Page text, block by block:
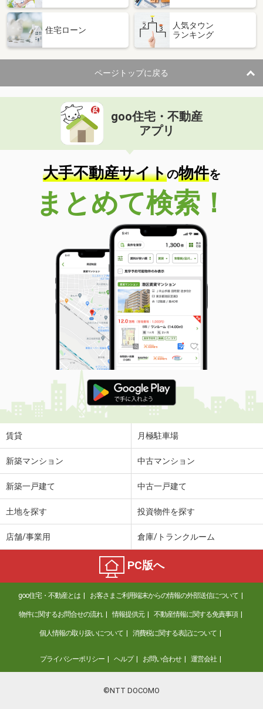
住宅ローン
人気タウン
ランキング
ページトップに戻る
goo住宅・不動産
アプリ
大手不動産サイトの物件を
まとめて検索！
賃貸 月極駐車場
新築マンション 中古マンション
新築一戸建て 中古一戸建て
土地を探す 投資物件を探す
店舗/事業用 倉庫/トランクルーム
PC版へ
goo住宅・不動産とは お客さまご利用端末からの情報の外部送信について
物件に関するお問合せの流れ 情報提供元 不動産情報に関する免責事項
個人情報の取り扱いについて 消費税に関する表記について
プライバシーポリシー ヘルプ お問い合わせ 運営会社
©NTT DOCOMO